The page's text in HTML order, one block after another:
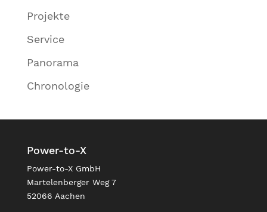
Projekte
Service
Panorama
Chronologie
Power-to-X
Power-to-X GmbH
Martelenberger Weg 7
52066 Aachen